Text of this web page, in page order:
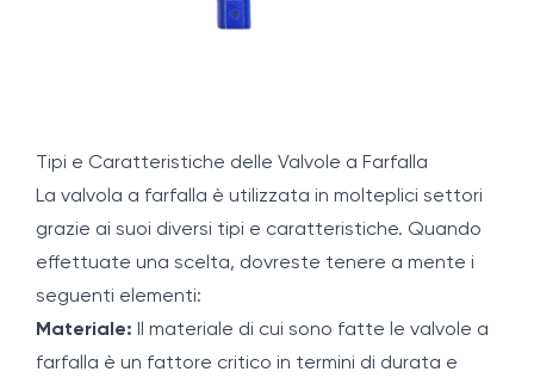
Tipi e Caratteristiche delle Valvole a Farfalla
La valvola a farfalla è utilizzata in molteplici settori
grazie ai suoi diversi tipi e caratteristiche. Quando
effettuate una scelta, dovreste tenere a mente i
seguenti elementi:
Materiale: Il materiale di cui sono fatte le valvole a
farfalla è un fattore critico in termini di durata e